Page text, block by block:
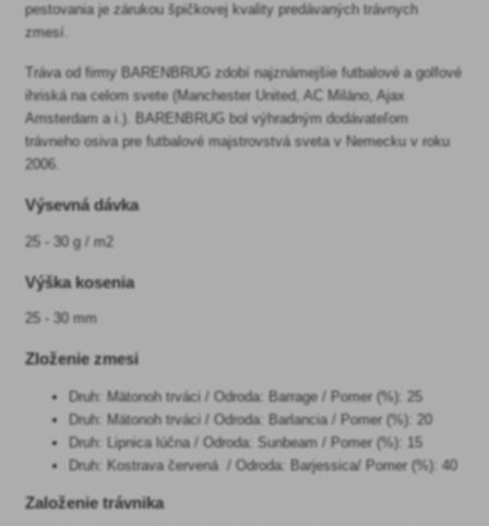
pestovania je zárukou špičkovej kvality predávaných trávnych
zmesí.
Tráva od firmy BARENBRUG zdobí najznámejšie futbalové a golfové
ihriská na celom svete (Manchester United, AC Miláno, Ajax
Amsterdam a i.). BARENBRUG bol výhradným dodávateľom
trávneho osiva pre futbalové majstrovstvá sveta v Nemecku v roku
2006.
Výsevná dávka
25 - 30 g / m2
Výška kosenia
25 - 30 mm
Zloženie zmesi
Druh: Mätonoh trváci / Odroda: Barrage / Pomer (%): 25
Druh: Mätonoh trváci / Odroda: Barlancia / Pomer (%): 20
Druh: Lipnica lúčna / Odroda: Sunbeam / Pomer (%): 15
Druh: Kostrava červená / Odroda: Barjessica/ Pomer (%): 40
Založenie trávnika